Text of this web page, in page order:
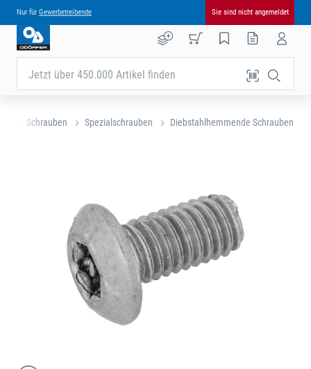
Nur für Gewerbetreibende Sie sind nicht angemeldet
Jetzt über 450.000 Artikel finden
Schrauben Spezialschrauben Diebstahlhemmende Schrauben